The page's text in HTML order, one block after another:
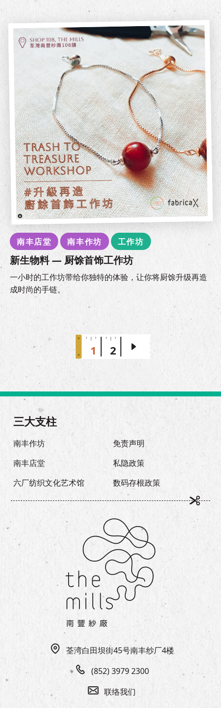
南丰店堂 南丰作坊 工作坊
新生物料 — 厨馀首饰工作坊
一小时的工作坊带给你独特的体验，让你将厨馀升级再造
成时尚的手链。
1 2
荃湾白田坝街45号南丰纱厂4楼
(852) 3979 2300
联络我们
三大支柱
南丰作坊
南丰店堂
六厂纺织文化艺术馆
免责声明
私隐政策
数码存根政策